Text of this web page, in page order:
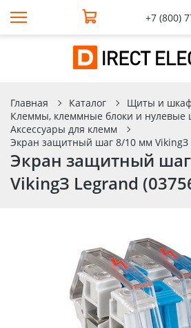
+7 (800)
Главная Каталог
Щиты и
Клеммы, клеммные блоки и
Аксессуары для клемм
Экран защитный шаг 8/10 мм VikingЗ
Экран защитный
VikingЗ Legrand